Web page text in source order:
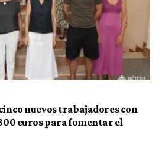
nuevos trabajadores con
euros para fomentar el